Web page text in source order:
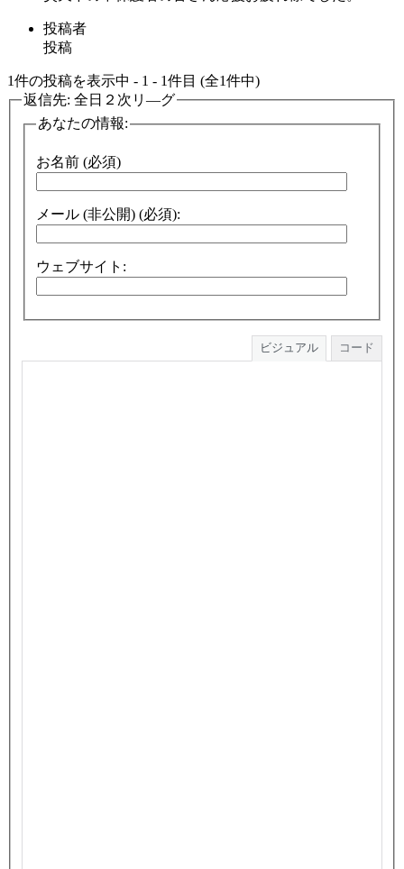
投稿者
投稿
1件の投稿を表示中 - 1 - 1件目 (全1件中)
返信先: 全日２次リ―グ
あなたの情報:
お名前 (必須)
メール (非公開) (必須):
ウェブサイト:
ビジュアル コード